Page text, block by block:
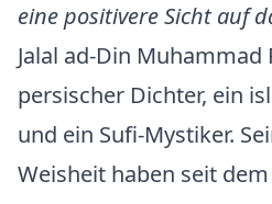
eine positivere Sicht auf
Jalal ad-Din Muhammad
persischer Dichter, ein
und ein Sufi-Mystiker.
Weisheit haben seit